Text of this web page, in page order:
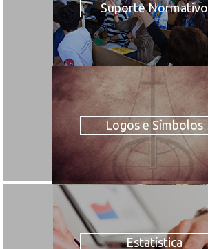
Suporte Normativo
Logos e Símbolos
Estatística